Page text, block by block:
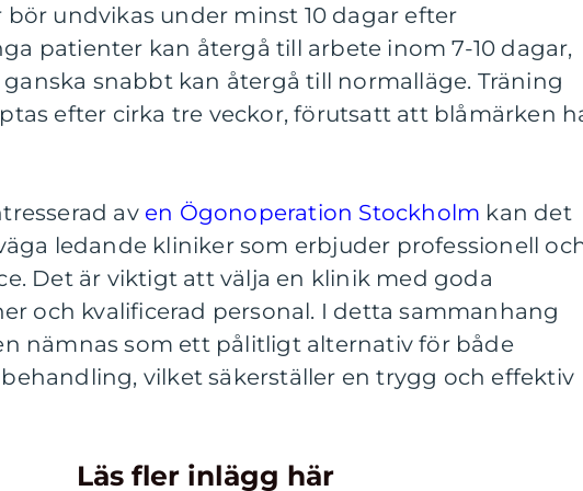
undvikas under minst 10 dagar efter
patienter kan återgå till arbete inom 7-10 dagar,
snabbt kan återgå till normalläge. Träning
efter cirka tre veckor, förutsatt att blåmärken
av en Ögonoperation Stockholm kan det
ledande kliniker som erbjuder professionell
Det är viktigt att välja en klinik med goda
och kvalificerad personal. I detta sammanhang
nämnas som ett pålitligt alternativ för både
vilket säkerställer en trygg och effektiv
Läs fler inlägg här